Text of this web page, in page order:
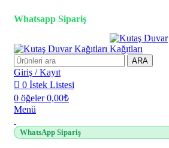
Whatsapp Sipariş
ARA
Giriş / Kayıt
0 İstek Listesi
0 öğeler 0,00₺
Menü
WhatsApp Sipariş